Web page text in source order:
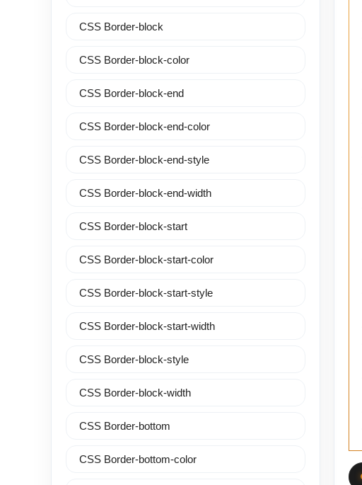
CSS Border-block
CSS Border-block-color
CSS Border-block-end
CSS Border-block-end-color
CSS Border-block-end-style
CSS Border-block-end-width
CSS Border-block-start
CSS Border-block-start-color
CSS Border-block-start-style
CSS Border-block-start-width
CSS Border-block-style
CSS Border-block-width
CSS Border-bottom
CSS Border-bottom-color